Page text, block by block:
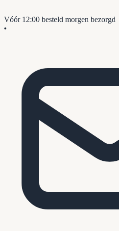
Vóór 12:00 besteld morgen bezorgd
•